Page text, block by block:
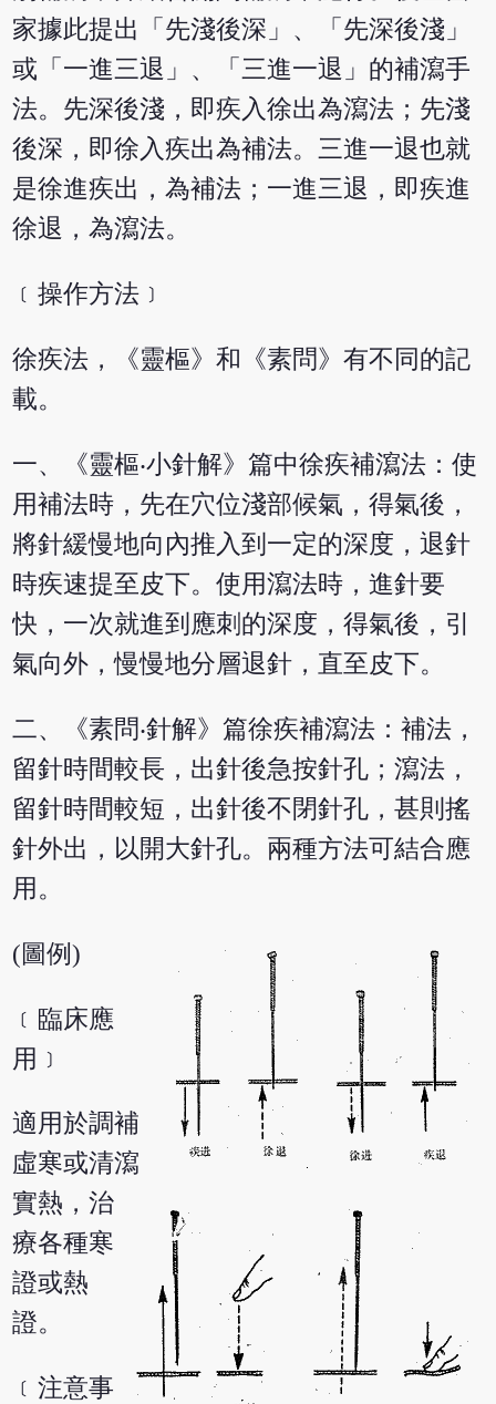
家據此提出「先淺後深」、「先深後淺」
或「一進三退」、「三進一退」的補瀉手
法。先深後淺，即疾入徐出為瀉法；先淺
後深，即徐入疾出為補法。三進一退也就
是徐進疾出，為補法；一進三退，即疾進
徐退，為瀉法。
﹝操作方法﹞
徐疾法，《靈樞》和《素問》有不同的記
載。
一、《靈樞‧小針解》篇中徐疾補瀉法：使
用補法時，先在穴位淺部候氣，得氣後，
將針緩慢地向內推入到一定的深度，退針
時疾速提至皮下。使用瀉法時，進針要
快，一次就進到應刺的深度，得氣後，引
氣向外，慢慢地分層退針，直至皮下。
二、《素問‧針解》篇徐疾補瀉法：補法，
留針時間較長，出針後急按針孔；瀉法，
留針時間較短，出針後不閉針孔，甚則搖
針外出，以開大針孔。兩種方法可結合應
用。
(圖例)
﹝臨床應
用﹞
適用於調補
虛寒或清瀉
實熱，治
療各種寒
證或熱
證。
﹝注意事